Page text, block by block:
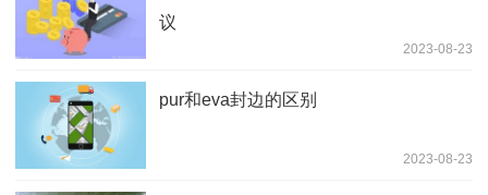
议
2023-08-23
pur和eva封边的区别
2023-08-23